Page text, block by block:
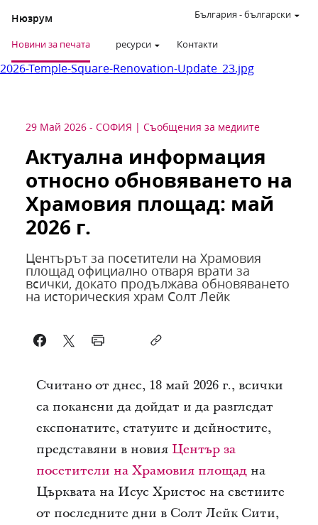
Нюзрум
Новини за печата ресурси Контакти
България -български
2026-Temple-Square-Renovation-Update_23.jpg
29 Май 2026 - СОФИЯ Съобщения за медиите
Актуална информация
относно обновяването на
Храмовия площад: май
2026 г.
Центърът за посетители на Храмовия
площад официално отваря врати за
всички, докато продължава обновяването
на историческия храм Солт Лейк
Считано от днес, 18 май 2026 г., всички
са поканени да дойдат и да разгледат
експонатите, статуите и дейностите,
представяни в новия Център за
посетители на Храмовия площадна
Църквата на Исус Христос на светиите
от последните дни в Солт Лейк Сити,